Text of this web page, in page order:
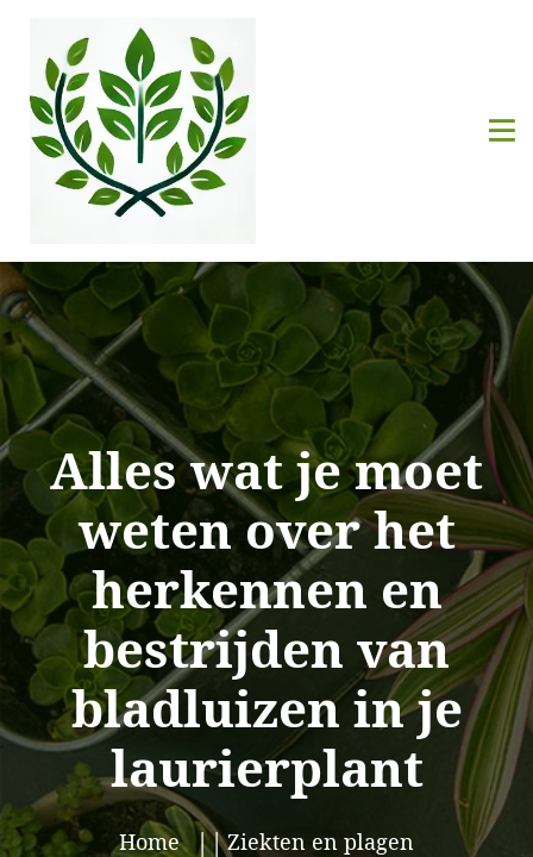
Alles wat je moet
weten over het
herkennen en
bestrijden van
bladluizen in je
laurierplant
Home
Ziekten en plagen